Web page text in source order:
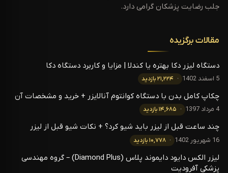
جلب رضایت پزشکان گرامی دارد.
مقالات برگزیده
دستگاه لیزر دکا بهتره یا کندلا | مزایا و کاربرد دستگاه دکا
5 اسفند 1402 ۲۱,۲۲۴ بازدید
چکاپ کامل بدن با دستگاه کوانتوم آنالایزر + خرید و مشخصات آن
4 مرداد 1397 ۱۴,۶۸۵ بازدید
چند ساعت قبل از لیزر باید شیو کرد؟ + نکات شیو قبل از لیزر
16 شهریور 1402 ۱۰,۷۷۸ بازدید
لیزر الکس دایود دایموند پلاس (Diamond Plus) – گروه مهندسی
پزشکی آفرودیت